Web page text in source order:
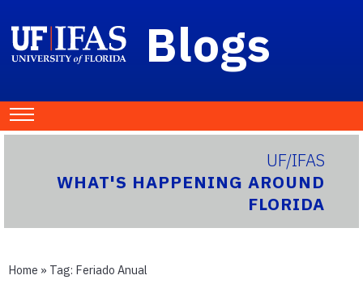
Blogs
UF/IFAS
WHAT'S HAPPENING AROUND
FLORIDA
Home » Tag: Feriado Anual